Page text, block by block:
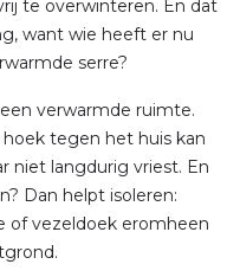
te overwinteren. En dat
want wie heeft er nu
serre?
verwarmde ruimte.
tegen het huis kan
niet langdurig vriest. En
Dan helpt isoleren:
of vezeldoek eromheen